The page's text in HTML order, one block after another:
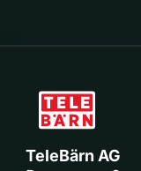
TeleBärn AG